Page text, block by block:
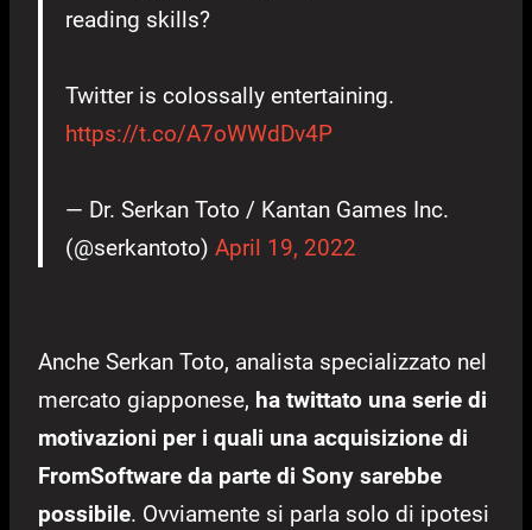
reading skills?
Twitter is colossally entertaining.
https://t.co/A7oWWdDv4P
— Dr. Serkan Toto / Kantan Games Inc.
(@serkantoto) April 19, 2022
Anche Serkan Toto, analista specializzato nel
mercato giapponese, ha twittato una serie di
motivazioni per i quali una acquisizione di
FromSoftware da parte di Sony sarebbe
possibile. Ovviamente si parla solo di ipotesi